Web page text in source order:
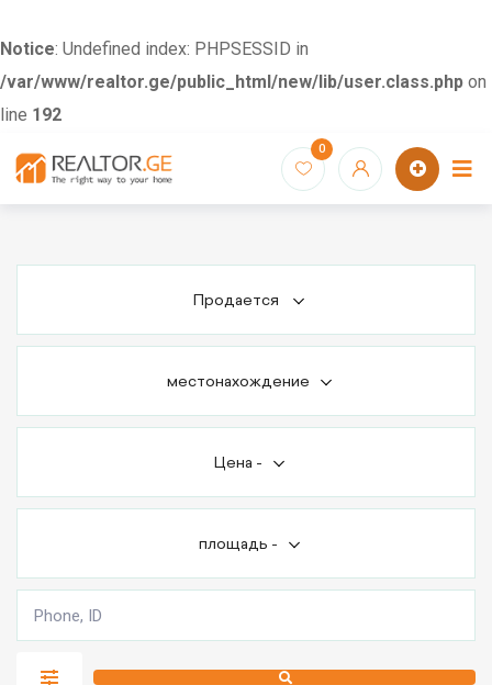
Notice: Undefined index: PHPSESSID in
/var/www/realtor.ge/public_html/new/lib/user.class.php on
line 192
0
Продается
местонахождение
Цена -
площадь -